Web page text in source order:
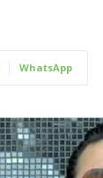
WhatsApp